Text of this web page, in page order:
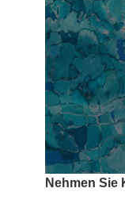
Nehmen Sie